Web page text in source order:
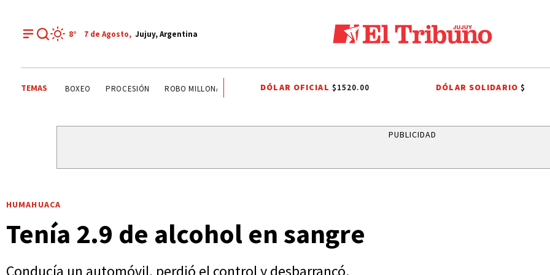
8° 7 de Agosto, Jujuy, Argentina
TEMAS PALPALÁ EL CARMEN ALTO COMEDERO PROCESIÓN ROBO MILLONARIO CRIMEN PRIMERA NACIONAL
DÓLAR OFICIAL $1520.00 DÓLAR SOLIDARIO$
PUBLICIDAD
HUMAHUACA
Tenía 2.9 de alcohol en sangre
Conducía un automóvil, perdió el control y desbarrancó.